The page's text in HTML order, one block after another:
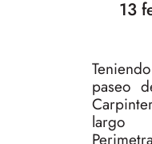
13
paseo
largo